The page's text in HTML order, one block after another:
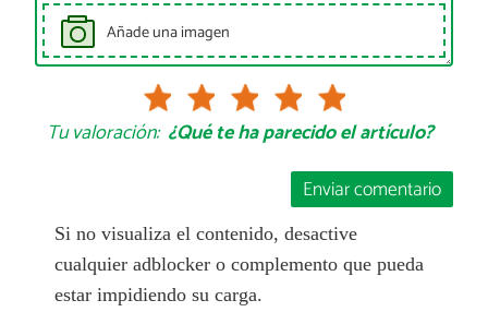
Añade una imagen
Tu valoración: ¿Qué te ha parecido el artículo?
Enviar comentario
Si no visualiza el contenido, desactive
cualquier adblocker o complemento que pueda
estar impidiendo su carga.